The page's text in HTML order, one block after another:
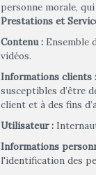
personne morale,
Prestations et
Contenu :Ensemble
vidéos.
Informations clients :
susceptibles d’être
client et à des fins
Utilisateur :
Informations
l'identification des